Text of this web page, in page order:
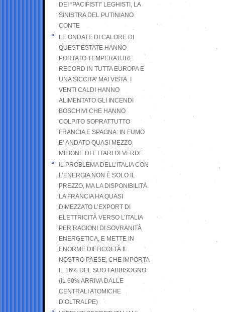
DEI “PACIFISTI” LEGHISTI, LA
SINISTRA DEL PUTINIANO
CONTE
LE ONDATE DI CALORE DI
QUEST’ESTATE HANNO
PORTATO TEMPERATURE
RECORD IN TUTTA EUROPA E
UNA SICCITA’ MAI VISTA. I
VENTI CALDI HANNO
ALIMENTATO GLI INCENDI
BOSCHIVI CHE HANNO
COLPITO SOPRATTUTTO
FRANCIA E SPAGNA: IN FUMO
E’ ANDATO QUASI MEZZO
MILIONE DI ETTARI DI VERDE
IL PROBLEMA DELL’ITALIA CON
L’ENERGIA NON È SOLO IL
PREZZO, MA LA DISPONIBILITÀ.
LA FRANCIA HA QUASI
DIMEZZATO L’EXPORT DI
ELETTRICITÀ VERSO L’ITALIA
PER RAGIONI DI SOVRANITÀ
ENERGETICA, E METTE IN
ENORME DIFFICOLTÀ IL
NOSTRO PAESE, CHE IMPORTA
IL 16% DEL SUO FABBISOGNO
(IL 60% ARRIVA DALLE
CENTRALI ATOMICHE
D’OLTRALPE)